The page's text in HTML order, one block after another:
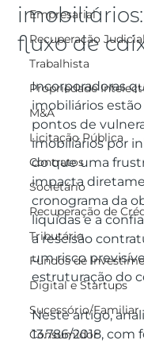
Empresarial
Recuperação
Trabalhista
Propriedade
M&A
Licitação Pública
Contratos
Societário
Recuperação de
Tributário
Fundos de
Digital e Startups
Sucessório/Familiar
Consumidor
fluxo de
Incorporadoras
imobiliários
pontos de
imobiliários por
do que uma
impacta
cronograma da
líquidas e a
a rescisão
um risco
estruturação do
Neste artigo,
13.786/2018,